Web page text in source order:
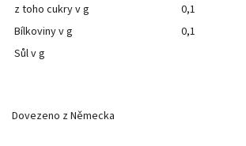
z toho cukry v g
0,1
Bílkoviny v g
0,1
Sůl v g
Dovezeno z Německa